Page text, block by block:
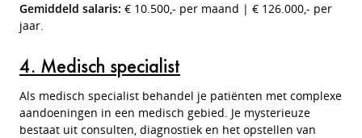
Gemiddeld salaris: € 10.500,- per maand | € 126.000,- per
jaar.
4. Medisch specialist
Als medisch specialist behandel je patiënten met complexe
aandoeningen in een medisch gebied. Je mysterieuze
bestaat uit consulten, diagnostiek en het opstellen van